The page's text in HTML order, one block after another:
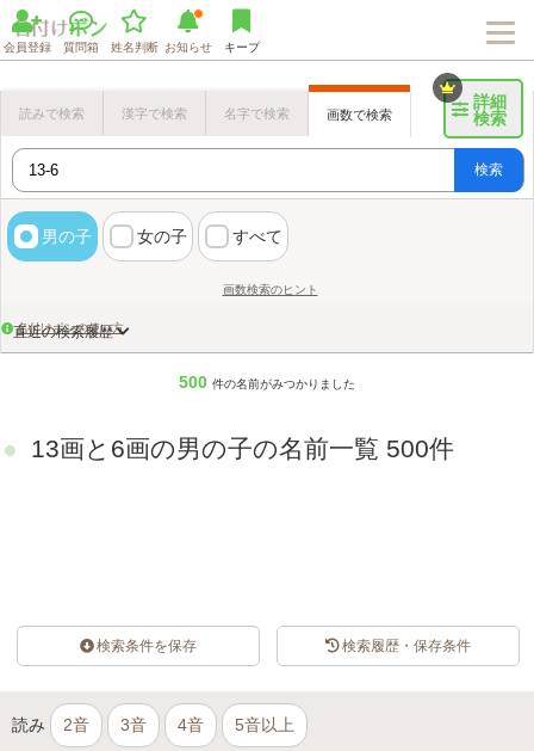
会員登録 質問箱 姓名判断 お知らせ キープ
詳細
検索
読みで検索 漢字で検索 名字で検索 画数で検索
検索
男の子 女の子 すべて
画数検索のヒント
名付けポンの使い方
直近の検索履歴
500 件の名前がみつかりました
13画と6画の男の子の名前一覧 500件
検索条件を保存 検索履歴・保存条件
読み 2音 3音 4音 5音以上